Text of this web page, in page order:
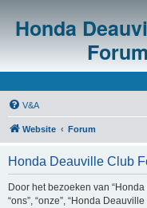
Honda
V&A
Website Forum
Honda Deauville Club
Door het bezoeken van
“ons”, “onze”, “Honda